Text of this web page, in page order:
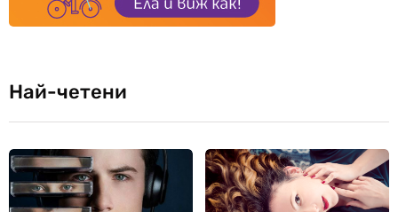
Най-четени